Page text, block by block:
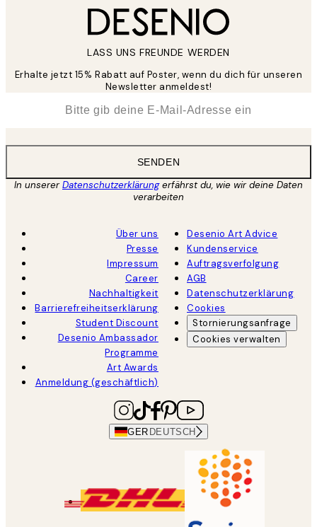
LASS UNS FREUNDE WERDEN
Erhalte jetzt 15% Rabatt auf Poster, wenn du dich für unseren
Newsletter anmeldest!
SENDEN
In unsererDatenschutzerklärungerfährst du, wie wir deine Daten
verarbeiten
Über uns
Presse
Impressum
Career
Nachhaltigkeit
Barrierefreiheitserklärung
Student Discount
Desenio Ambassador
Programme
Art Awards
Anmeldung (geschäftlich)
Desenio Art Advice
Kundenservice
Auftragsverfolgung
AGB
Datenschutzerklärung
Cookies
Stornierungsanfrage
Cookies verwalten
GER DEUTSCH